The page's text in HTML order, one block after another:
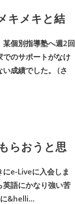
キメキと結
個別指導塾へ週2回
のサポートがなけ
成績でした。 (さ
らおうと思
e-Liveに入会しま
英語にかなり強い苦
に&helli…